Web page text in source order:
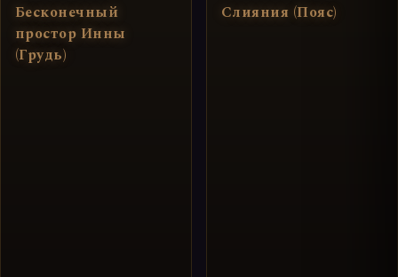
Бесконечный
простор Инны
(Грудь)
Слияния (Пояс)